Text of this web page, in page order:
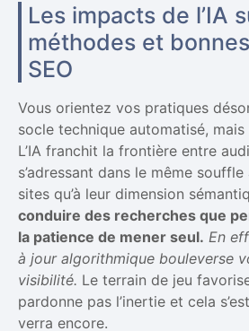
Les impacts de l’IA
méthodes et
SEO
Vous orientez vos pratiques
socle technique automatisé, mais
L’IA franchit la frontière entre
s’adressant dans le même
sites qu’à leur dimension
conduire des recherches que
la patience de mener seul. En
à jour algorithmique bouleverse
visibilité. Le terrain de jeu
pardonne pas l’inertie et cela
verra encore.